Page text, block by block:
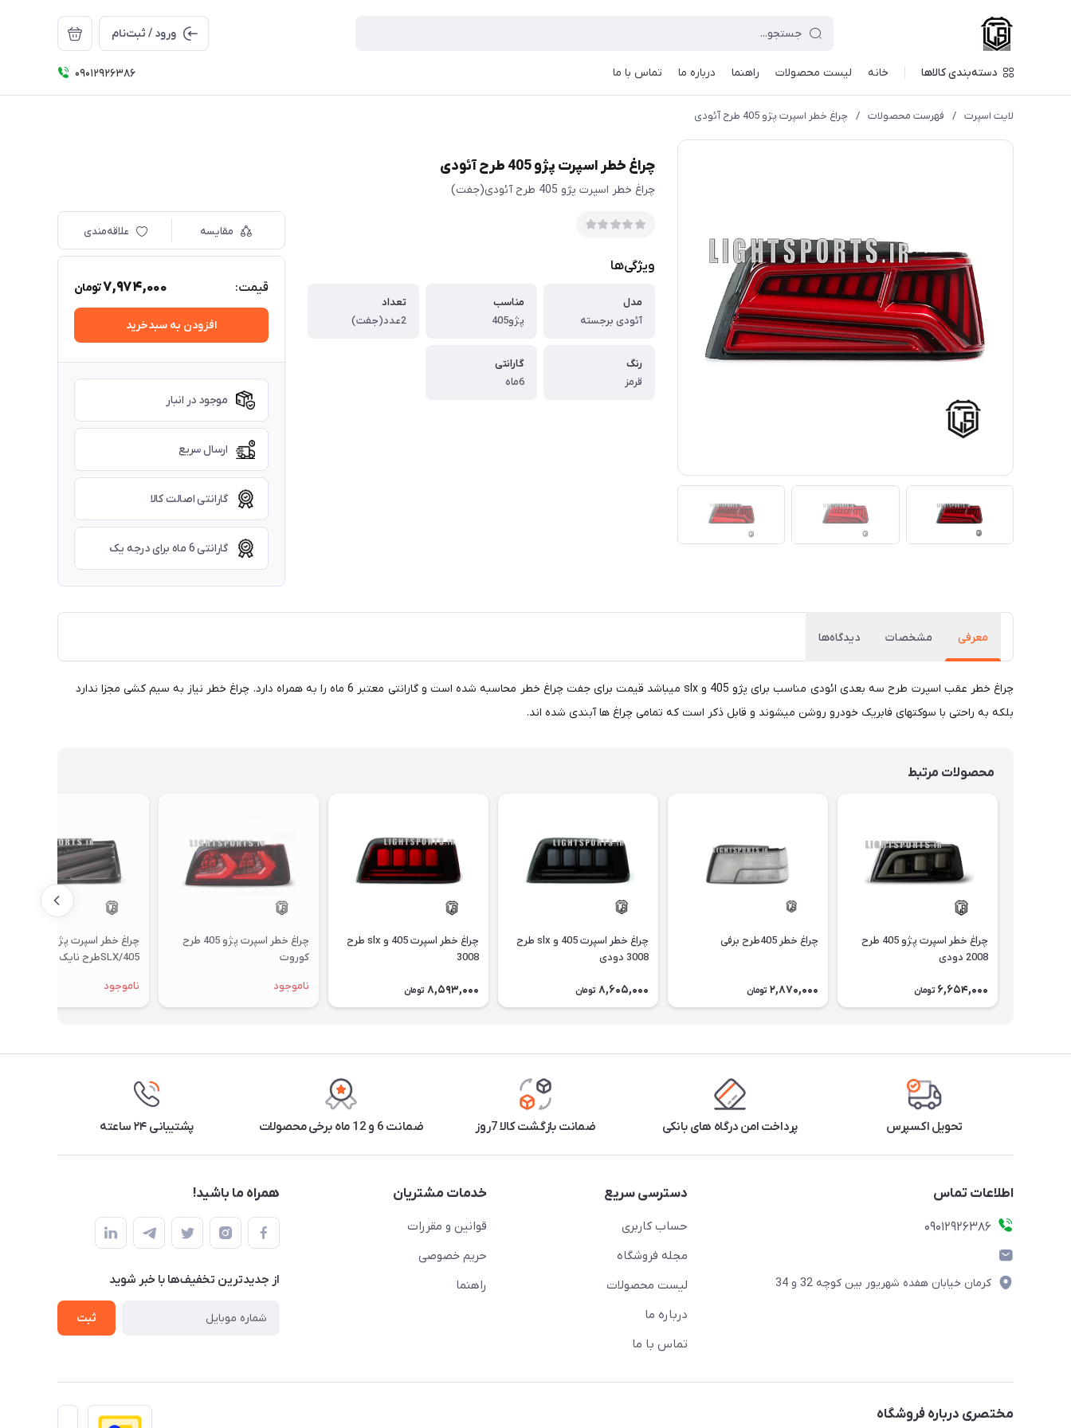
ورود / ثبت‌نام
دسته‌بندی کالاها خانه لیست محصولات راهنما درباره ما تماس با ما 09012926386
لایت اسپرت / فهرست محصولات / چراغ خطر اسپرت پژو 405 طرح آئودی
چراغ خطر اسپرت پژو 405 طرح آئودی
چراغ خطر اسپرت پژو 405 طرح آئودی(جفت)
ویژگی‌ها
مدل
آئودی برجسته
مناسب
پژو405
تعداد
2عدد(جفت)
رنگ
قرمز
گارانتی
6ماه
مقایسه علاقه‌مندی
قیمت: 7,974,000تومان
افزودن به سبدخرید
موجود در انبار
ارسال سریع
گارانتی اصالت کالا
گارانتی 6 ماه برای درجه یک
معرفی مشخصات دیدگاه‌ها
چراغ خطر عقب اسپرت طرح سه بعدی ائودی مناسب برای پژو 405 و slx میباشد قیمت برای جفت چراغ خطر محاسبه شده است و گارانتی معتبر 6 ماه را به همراه دارد. چراغ خطر نیاز به سیم کشی مجزا ندارد
بلکه به راحتی با سوکتهای فابریک خودرو روشن میشوند و قابل ذکر است که تمامی چراغ ها آبندی شده اند.
محصولات مرتبط
چراغ خطر اسپرت پژو 405 طرح
2008 دودی
6,654,000 تومان
چراغ خطر 405طرح برفی
2,870,000 تومان
چراغ خطر اسپرت 405 و slx طرح
3008 دودی
8,605,000 تومان
چراغ خطر اسپرت 405 و slx طرح
3008
8,593,000 تومان
چراغ خطر اسپرت پژو 405 طرح
کوروت
ناموجود
چراغ خطر اسپرت پژو
405/SLXطرح نایک 3D دودی
ناموجود
تحویل اکسپرس پرداخت امن درگاه های بانکی ضمانت بازگشت کالا 7روز ضمانت 6 و 12 ماه برخی محصولات پشتیبانی ۲۴ ساعته
اطلاعات تماس
09012926386
کرمان خیابان هفده شهریور بین کوچه 32 و 34
دسترسی سریع
حساب کاربری
مجله فروشگاه
لیست محصولات
درباره ما
تماس با ما
خدمات مشتریان
قوانین و مقررات
حریم خصوصی
راهنما
همراه ما باشید!
از جدید‌ترین تخفیف‌ها با‌ خبر شوید
ثبت
مختصری درباره فروشگاه